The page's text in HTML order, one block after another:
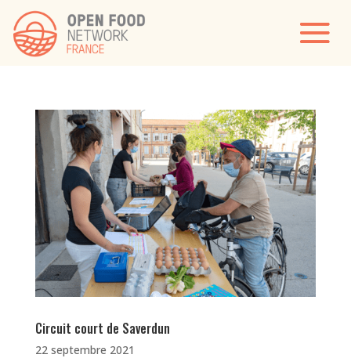
Circuit court de Saverdun
22 septembre 2021